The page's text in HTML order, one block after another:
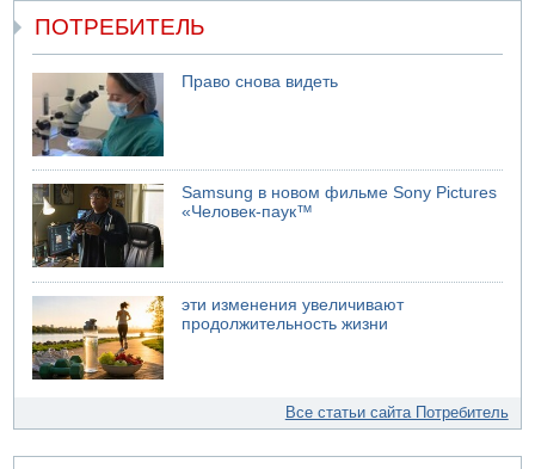
ПОТРЕБИТЕЛЬ
Право снова видеть
Samsung в новом фильме Sony Pictures
«Человек-паук™
эти изменения увеличивают
продолжительность жизни
Все статьи сайта Потребитель